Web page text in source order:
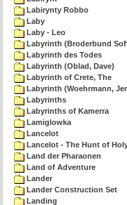
Labirynty Robbo
Laby
Laby - Leo
Labyrinth (Broderbund
Labyrinth des Todes
Labyrinth (Oblad, Dave)
Labyrinth of Crete, The
Labyrinth (Woehrmann,
Labyrinths
Labyrinths of Kamerra
Lamiglowka
Lancelot
Lancelot - The Hunt of
Land der Pharaonen
Land of Adventure
Lander
Lander Construction Set
Landing